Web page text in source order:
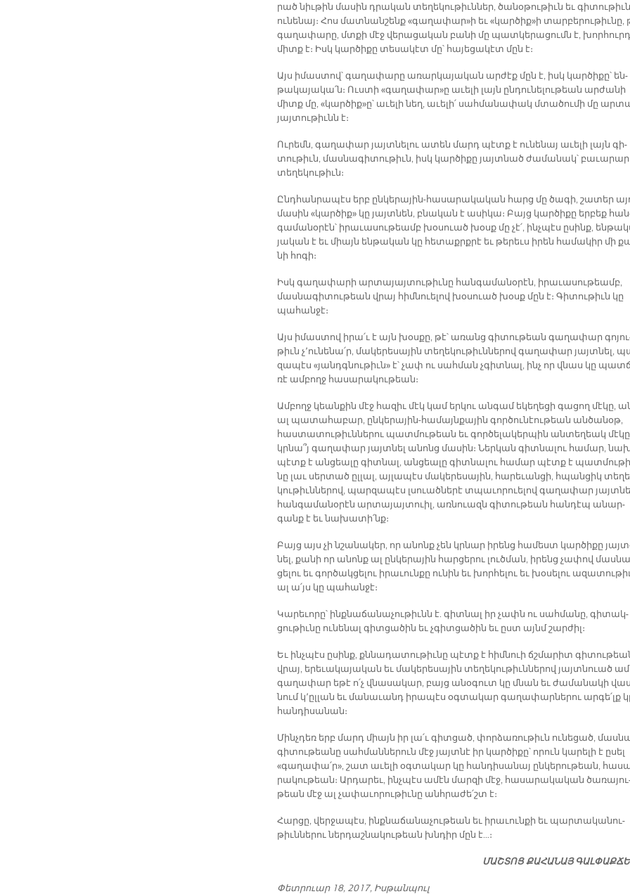
րած նիւ­թին մա­սին դրա­կան տե­ղե­կու­թիւն­ներ, ծա­նօ­թու­թիւն եւ գի­տու­թիւն
ու­նե­նայ։ Հոս մատ­նան­շենք «գա­ղա­փար»ի եւ «կար­ծիք»ի տար­բե­րու­թիւ­նը,
գա­ղա­փա­րը, մտքի մէջ վե­րա­ցա­կան բա­նի մը պատ­կե­րա­ցումն է, խոր­հուրդ
միտք է։ Իսկ կար­ծի­քը տե­սա­կէտ մը՝ հա­յե­ցա­կէտ մըն է։
Այս ի­մաս­տով՝ գա­ղա­փա­րը ա­ռար­կա­յա­կան ար­ժէք մըն է, իսկ կար­ծի­քը՝ են­
թա­կա­յա­կա՛ն։ Ուս­տի «գա­ղա­փար»ը ա­ւե­լի լայն ըն­դու­նե­լու­թեան ար­ժա­նի
միտք մը, «կար­ծիք»ը՝ ա­ւե­լի նեղ, ա­ւե­լի՛ սահ­մա­նա­փակ մտա­ծու­մի մը
յայ­տու­թիւնն է։
Ու­րեմն, գա­ղա­փար յայտ­նե­լու ա­տեն մարդ պէտք է ու­նե­նայ ա­ւե­լի լայն գի­
տու­թիւն, մաս­նա­գի­տու­թիւն, իսկ կար­ծի­քը յայտ­նած ժա­մա­նակ՝ բա­ւա­րար
տե­ղե­կու­թիւն։
Ընդ­հան­րա­պէս երբ ըն­կե­րա­յին-հա­սա­րա­կա­կան հարց մը ծա­գի, շա­տեր
մա­սին «կար­ծիք» կը յայտ­նեն, բնա­կան է ա­սի­կա։ Բայց կար­ծի­քը եր­բեք
գա­մա­նօ­րէն՝ ի­րա­ւա­սու­թեամբ խօ­սուած խօսք մը չէ՛, ինչ­պէս ը­սինք,
յա­կան է եւ միայն են­թա­կան կը հե­տաքրք­րէ եւ թե­րեւս ի­րեն հա­մա­կիր մի
նի հո­գի։
Իսկ գա­ղա­փա­րի ար­տա­յայ­տու­թիւ­նը հան­գա­մա­նօ­րէն, ի­րա­ւա­սու­թեամբ,
մաս­նա­գի­տու­թեան վրայ հիմ­նուե­լով խօ­սուած խօսք մըն է։ Գի­տու­թիւն կը
պա­հան­ջէ։
Այս ի­մաս­տով ի­րա՛ւ է այն խօս­քը, թէ՝ ա­ռանց գի­տու­թեան գա­ղա­փար
թիւն չ՚ու­նե­նա՛ր, մա­կե­րե­սա­յին տե­ղե­կու­թիւն­նե­րով գա­ղա­փար յայտ­նել,
զա­պէս «յանդգ­նու­թիւն» է՝ չափ ու սահ­ման չգիտ­նալ, ինչ որ վնաս կը
ռէ ամ­բողջ հա­սա­րա­կու­թեան։
Ամ­բողջ կեան­քին մէջ հա­զիւ մէկ կամ եր­կու ան­գամ ե­կե­ղե­ցի գա­ցող մէ­կը,
ալ պա­տա­հա­բար, ըն­կե­րա­յին-հա­մայն­քա­յին գոր­ծու­նէու­թեան ան­ծա­նօթ,
հաս­տա­տու­թիւն­նե­րու պատ­մու­թեան եւ գոր­ծե­լա­կեր­պին ան­տե­ղեակ մէ­կը
կրնա՞յ գա­ղա­փար յայտ­նել ա­նոնց մա­սին։ Ներ­կան գիտ­նա­լու հա­մար,
պէտք է ան­ցեա­լը գիտ­նալ, ան­ցեա­լը գիտ­նա­լու հա­մար պէտք է
նը լաւ սեր­տած ըլ­լալ, այ­լա­պէս մա­կե­րե­սա­յին, հա­րե­ւան­ցի, հպան­ցիկ
կու­թիւն­նե­րով, պար­զա­պէս լսուած­նե­րէ տպա­ւո­րուե­լով գա­ղա­փար
հան­գա­մա­նօ­րէն ար­տա­յայ­տուիլ, առ­նուազն գի­տու­թեան հան­դէպ ա­նար­
գանք է եւ նա­խա­տի՛նք։
Բայց այս չի նշա­նա­կեր, որ ա­նոնք չեն կրնար ի­րենց հա­մեստ կար­ծի­քը
նել, քա­նի որ ա­նոնք ալ ըն­կե­րա­յին հար­ցե­րու լուծ­ման, ի­րենց չա­փով
ցե­լու եւ գոր­ծակ­ցե­լու ի­րա­ւուն­քը ու­նին եւ խոր­հե­լու եւ խօ­սե­լու
ալ ա՛յս կը պա­հան­ջէ։
Կա­րե­ւո­րը՝ ինք­նա­ճա­նա­չու­թիւնն է. գիտ­նալ իր չափն ու սահ­մա­նը, գի­տակ­
ցու­թիւ­նը ու­նե­նալ գիտ­ցա­ծին եւ չգիտ­ցա­ծին եւ ըստ այնմ շար­ժիլ։
Եւ ինչ­պէս ը­սինք, քննա­դա­տու­թիւ­նը պէտք է հիմ­նուի ճշմա­րիտ
վրայ, ե­րե­ւա­կա­յա­կան եւ մա­կե­րե­սա­յին տե­ղե­կու­թիւն­նե­րով յայտ­նուած
գա­ղա­փար ե­թէ ո՛չ վնա­սա­կար, բայց ա­նօ­գուտ կը մնան եւ ժա­մա­նա­կի
նում կ՚ըլ­լան եւ մա­նա­ւանդ ի­րա­պէս օգ­տա­կար գա­ղա­փար­նե­րու ար­գե՛լք
հան­դի­սա­նան։
Մինչ­դեռ երբ մարդ միայն իր լա՛ւ գիտ­ցած, փոր­ձա­ռու­թիւն ու­նե­ցած,
գի­տու­թեա­նը սահ­ման­նե­րուն մէջ յայտ­նէ իր կար­ծի­քը՝ ո­րուն կա­րե­լի է ը­սել
«գա­ղա­փա՛ր», շատ ա­ւե­լի օգ­տա­կար կը հան­դի­սա­նայ ըն­կե­րու­թեան,
րա­կու­թեան։ Ար­դա­րեւ, ինչ­պէս ա­մէն մար­զի մէջ, հա­սա­րա­կա­կան
թեան մէջ ալ չա­փա­ւո­րու­թիւ­նը անհ­րա­ժե՛շտ է։
Հար­ցը, վեր­ջա­պէս, ինք­նա­ճա­նա­չու­թեան եւ ի­րա­ւուն­քի եւ պար­տա­կա­նու­
թիւն­նե­րու ներ­դաշ­նա­կու­թեան խնդիր մըն է…։
ՄԱՇ­ՏՈՑ ՔԱ­ՀԱ­ՆԱՅ
Փետ­րուար 18, 2017, Իս­թան­պուլ